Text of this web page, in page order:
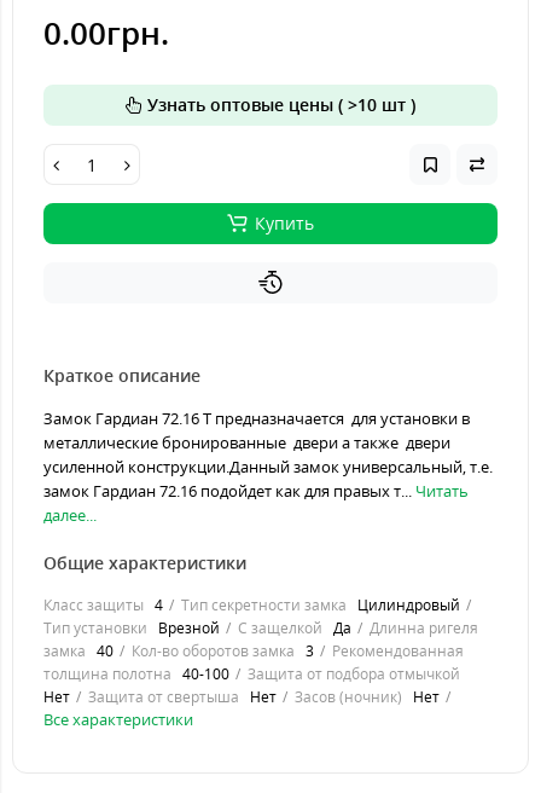
0.00грн.
Узнать оптовые цены ( >10 шт )
Купить
Краткое описание
Замок Гардиан 72.16 T предназначается для установки в
металлические бронированные двери а также двери
усиленной конструкции.Данный замок универсальный, т.е.
замок Гардиан 72.16 подойдет как для правых т... Читать
далее...
Общие характеристики
Класс защиты 4 Тип секретности замка
Цилиндровый
Тип установки
Врезной С защелкой Да
Длинна ригеля
замка 40 Кол-во оборотов замка 3
Рекомендованная
толщина полотна 40-100
Защита от подбора отмычкой
Нет
Защита от свертыша Нет Засов (ночник) Нет
Все характеристики